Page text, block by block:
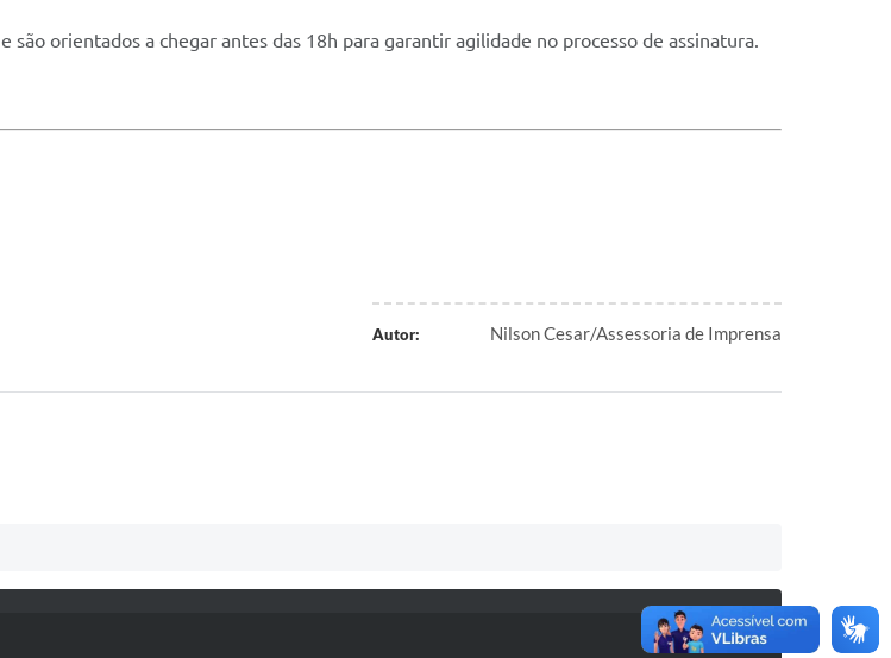
e são orientados a chegar antes das 18h para garantir agilidade no processo de assinatura.
Autor: Nilson Cesar/Assessoria de Imprensa